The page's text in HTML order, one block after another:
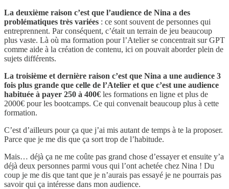
La deuxième raison c’est que l’audience de Nina a des
problématiques très variées : ce sont souvent de personnes qui
entreprennent. Par conséquent, c’était un terrain de jeu beaucoup
plus vaste. Là où ma formation pour l’Atelier se concentrait sur GPT
comme aide à la création de contenu, ici on pouvait aborder plein de
sujets différents.
La troisième et dernière raison c’est que Nina a une audience 3
fois plus grande que celle de l’Atelier et que c’est une audience
habituée à payer 250 à 400€ les formations en ligne et plus de
2000€ pour les bootcamps. Ce qui convenait beaucoup plus à cette
formation.
C’est d’ailleurs pour ça que j’ai mis autant de temps à te la proposer.
Parce que je me dis que ça sort trop de l’habitude.
Mais… déjà ça ne me coûte pas grand chose d’essayer et ensuite y’a
déjà deux personnes parmi vous qui l’ont achetée chez Nina ! Du
coup je me dis que tant que je n’aurais pas essayé je ne pourrais pas
savoir qui ça intéresse dans mon audience.